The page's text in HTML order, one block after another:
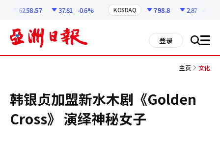
6258.57 37.81 -0.6% KOSDAQ 798.8 2.87
登录 搜 all
主页 文化
韩银贞加盟新水木剧《Golden
Cross》 演绎神秘女子